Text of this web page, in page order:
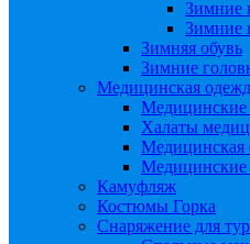
Зимние
Зимние
Зимняя обувь
Зимние
Медицинская
Халаты
Медицинская
Медицинские
Камуфляж
Костюмы Горка
Снаряжение для